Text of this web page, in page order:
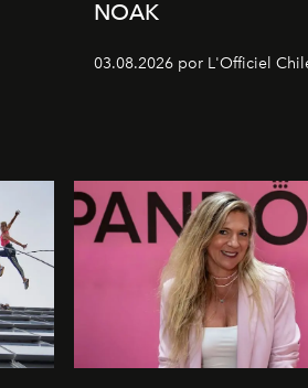
NOAK
03.08.2026 por L'Officiel